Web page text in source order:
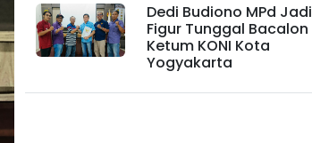
Dedi Budiono MPd Jadi
Figur Tunggal Bacalon
Ketum KONI Kota
Yogyakarta